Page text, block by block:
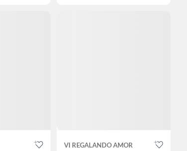
VI REGALANDO AMOR